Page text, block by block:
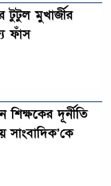
টুটুল মুখার্জীর
ফাঁস
শিক্ষকের দূর্নীতি
সাংবাদিক’কে